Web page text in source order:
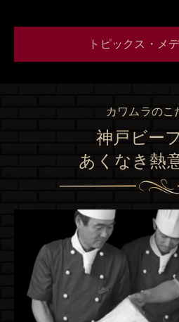
トピックス・メ
カワムラのこ
神戸ビー
あくなき熱